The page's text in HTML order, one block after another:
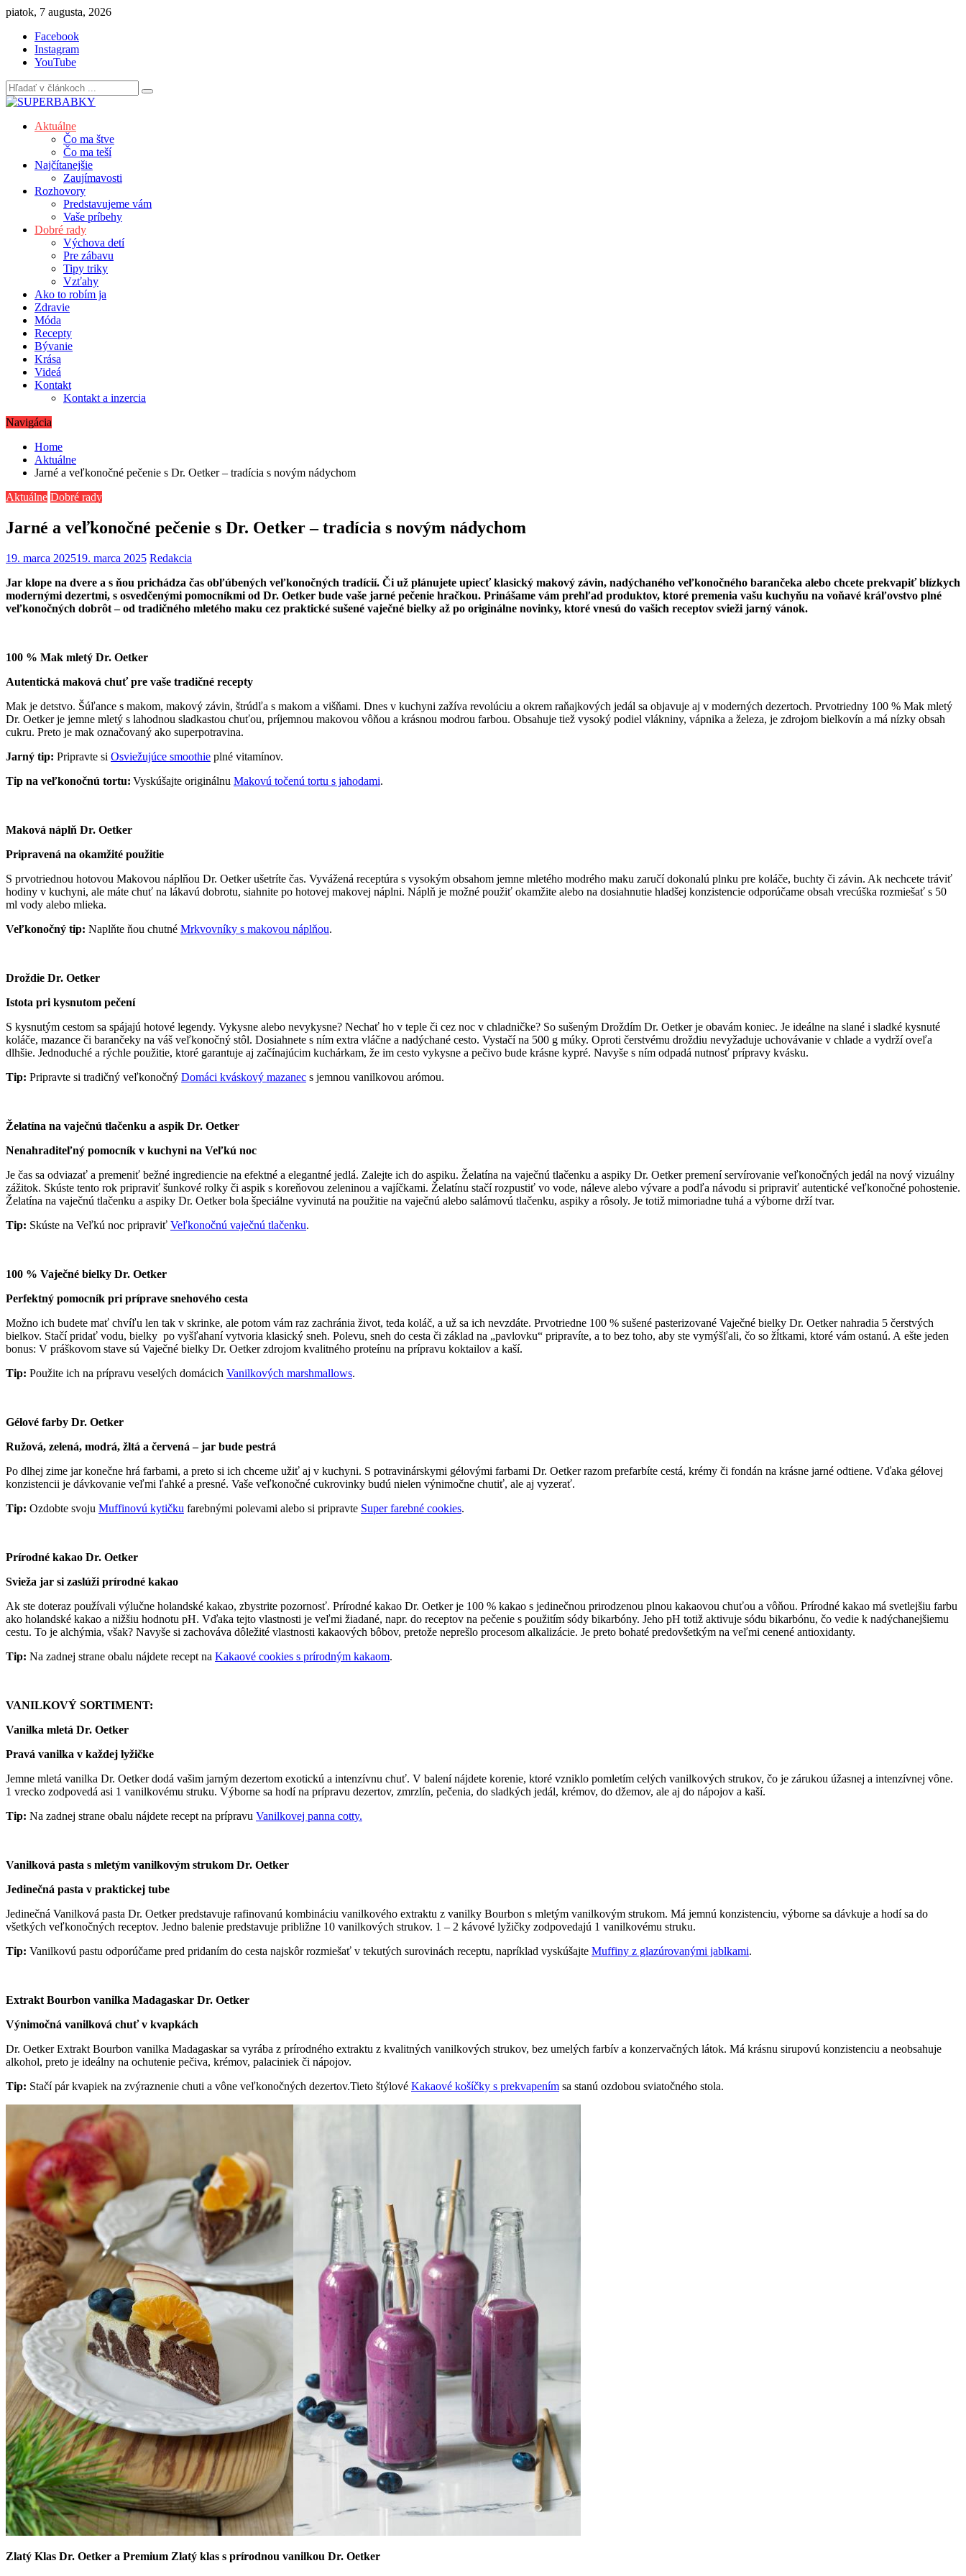
Skip
content
piatok, 7 augusta, 2026
Facebook
Instagram
YouTube
Aktuálne
Čo ma štve
Čo ma teší
Najčítanejšie
Zaujímavosti
Rozhovory
Predstavujeme vám
Vaše príbehy
Dobré rady
Výchova detí
Pre zábavu
Tipy triky
Vzťahy
Ako to robím ja
Zdravie
Móda
Recepty
Bývanie
Krása
Videá
Kontakt
Kontakt a inzercia
Navigácia
Home
Aktuálne
Jarné a veľkonočné pečenie s Dr. Oetker – tradícia s novým nádychom
Aktuálne Dobré rady
Jarné a veľkonočné pečenie s Dr. Oetker – tradícia s novým nádychom
19. marca 202519. marca 2025 Redakcia
Jar klope na dvere a s ňou prichádza čas obľúbených veľkonočných tradícií. Či už plánujete upiecť klasický makový závin, nadýchaného veľkonočného barančeka alebo chcete prekvapiť blízkych
modernými dezertmi, s osvedčenými pomocníkmi od Dr. Oetker bude vaše jarné pečenie hračkou. Prinášame vám prehľad produktov, ktoré premenia vašu kuchyňu na voňavé kráľovstvo plné
veľkonočných dobrôt – od tradičného mletého maku cez praktické sušené vaječné bielky až po originálne novinky, ktoré vnesú do vašich receptov svieži jarný vánok.
100 % Mak mletý Dr. Oetker
Autentická maková chuť pre vaše tradičné recepty
Mak je detstvo. Šúľance s makom, makový závin, štrúdľa s makom a višňami. Dnes v kuchyni zažíva revolúciu a okrem raňajkových jedál sa objavuje aj v moderných dezertoch. Prvotriedny 100 % Mak mletý
Dr. Oetker je jemne mletý s lahodnou sladkastou chuťou, príjemnou makovou vôňou a krásnou modrou farbou. Obsahuje tiež vysoký podiel vlákniny, vápnika a železa, je zdrojom bielkovín a má nízky obsah
cukru. Preto je mak označovaný ako superpotravina.
Jarný tip: Pripravte si Osviežujúce smoothie plné vitamínov.
Tip na veľkonočnú tortu: Vyskúšajte originálnu Makovú točenú tortu s jahodami.
Maková náplň Dr. Oetker
Pripravená na okamžité použitie
S prvotriednou hotovou Makovou náplňou Dr. Oetker ušetríte čas. Vyvážená receptúra s vysokým obsahom jemne mletého modrého maku zaručí dokonalú plnku pre koláče, buchty či závin. Ak nechcete tráviť
hodiny v kuchyni, ale máte chuť na lákavú dobrotu, siahnite po hotovej makovej náplni. Náplň je možné použiť okamžite alebo na dosiahnutie hladšej konzistencie odporúčame obsah vrecúška rozmiešať s 50
ml vody alebo mlieka.
Veľkonočný tip: Naplňte ňou chutné Mrkvovníky s makovou náplňou.
Droždie Dr. Oetker
Istota pri kysnutom pečení
S kysnutým cestom sa spájajú hotové legendy. Vykysne alebo nevykysne? Nechať ho v teple či cez noc v chladničke? So sušeným Droždím Dr. Oetker je obavám koniec. Je ideálne na slané i sladké kysnuté
koláče, mazance či barančeky na váš veľkonočný stôl. Dosiahnete s ním extra vláčne a nadýchané cesto. Vystačí na 500 g múky. Oproti čerstvému droždiu nevyžaduje uchovávanie v chlade a vydrží oveľa
dlhšie. Jednoduché a rýchle použitie, ktoré garantuje aj začínajúcim kuchárkam, že im cesto vykysne a pečivo bude krásne kypré. Navyše s ním odpadá nutnosť prípravy kvásku.
Tip: Pripravte si tradičný veľkonočný Domáci kváskový mazanec s jemnou vanilkovou arómou.
Želatína na vaječnú tlačenku a aspik Dr. Oetker
Nenahraditeľný pomocník v kuchyni na Veľkú noc
Je čas sa odviazať a premeniť bežné ingrediencie na efektné a elegantné jedlá. Zalejte ich do aspiku. Želatína na vaječnú tlačenku a aspiky Dr. Oetker premení servírovanie veľkonočných jedál na nový vizuálny
zážitok. Skúste tento rok pripraviť šunkové rolky či aspik s koreňovou zeleninou a vajíčkami. Želatínu stačí rozpustiť vo vode, náleve alebo vývare a podľa návodu si pripraviť autentické veľkonočné pohostenie.
Želatína na vaječnú tlačenku a aspiky Dr. Oetker bola špeciálne vyvinutá na použitie na vaječnú alebo salámovú tlačenku, aspiky a rôsoly. Je totiž mimoriadne tuhá a výborne drží tvar.
Tip: Skúste na Veľkú noc pripraviť Veľkonočnú vaječnú tlačenku.
100 % Vaječné bielky Dr. Oetker
Perfektný pomocník pri príprave snehového cesta
Možno ich budete mať chvíľu len tak v skrinke, ale potom vám raz zachránia život, teda koláč, a už sa ich nevzdáte. Prvotriedne 100 % sušené pasterizované Vaječné bielky Dr. Oetker nahradia 5 čerstvých
bielkov. Stačí pridať vodu, bielky po vyšľahaní vytvoria klasický sneh. Polevu, sneh do cesta či základ na „pavlovku“ pripravíte, a to bez toho, aby ste vymýšľali, čo so žĺtkami, ktoré vám ostanú. A ešte jeden
bonus: V práškovom stave sú Vaječné bielky Dr. Oetker zdrojom kvalitného proteínu na prípravu koktailov a kaší.
Tip: Použite ich na prípravu veselých domácich Vanilkových marshmallows.
Gélové farby Dr. Oetker
Ružová, zelená, modrá, žltá a červená – jar bude pestrá
Po dlhej zime jar konečne hrá farbami, a preto si ich chceme užiť aj v kuchyni. S potravinárskymi gélovými farbami Dr. Oetker razom prefarbíte cestá, krémy či fondán na krásne jarné odtiene. Vďaka gélovej
konzistencii je dávkovanie veľmi ľahké a presné. Vaše veľkonočné cukrovinky budú nielen výnimočne chutiť, ale aj vyzerať.
Tip: Ozdobte svoju Muffinovú kytičku farebnými polevami alebo si pripravte Super farebné cookies.
Prírodné kakao Dr. Oetker
Svieža jar si zaslúži prírodné kakao
Ak ste doteraz používali výlučne holandské kakao, zbystrite pozornosť. Prírodné kakao Dr. Oetker je 100 % kakao s jedinečnou prirodzenou plnou kakaovou chuťou a vôňou. Prírodné kakao má svetlejšiu farbu
ako holandské kakao a nižšiu hodnotu pH. Vďaka tejto vlastnosti je veľmi žiadané, napr. do receptov na pečenie s použitím sódy bikarbóny. Jeho pH totiž aktivuje sódu bikarbónu, čo vedie k nadýchanejšiemu
cestu. To je alchýmia, však? Navyše si zachováva dôležité vlastnosti kakaových bôbov, pretože neprešlo procesom alkalizácie. Je preto bohaté predovšetkým na veľmi cenené antioxidanty.
Tip: Na zadnej strane obalu nájdete recept na Kakaové cookies s prírodným kakaom.
VANILKOVÝ SORTIMENT:
Vanilka mletá Dr. Oetker
Pravá vanilka v každej lyžičke
Jemne mletá vanilka Dr. Oetker dodá vašim jarným dezertom exotickú a intenzívnu chuť. V balení nájdete korenie, ktoré vzniklo pomletím celých vanilkových strukov, čo je zárukou úžasnej a intenzívnej vône.
1 vrecko zodpovedá asi 1 vanilkovému struku. Výborne sa hodí na prípravu dezertov, zmrzlín, pečenia, do sladkých jedál, krémov, do džemov, ale aj do nápojov a kaší.
Tip: Na zadnej strane obalu nájdete recept na prípravu Vanilkovej panna cotty.
Vanilková pasta s mletým vanilkovým strukom Dr. Oetker
Jedinečná pasta v praktickej tube
Jedinečná Vanilková pasta Dr. Oetker predstavuje rafinovanú kombináciu vanilkového extraktu z vanilky Bourbon s mletým vanilkovým strukom. Má jemnú konzistenciu, výborne sa dávkuje a hodí sa do
všetkých veľkonočných receptov. Jedno balenie predstavuje približne 10 vanilkových strukov. 1 – 2 kávové lyžičky zodpovedajú 1 vanilkovému struku.
Tip: Vanilkovú pastu odporúčame pred pridaním do cesta najskôr rozmiešať v tekutých surovinách receptu, napríklad vyskúšajte Muffiny z glazúrovanými jablkami.
Extrakt Bourbon vanilka Madagaskar Dr. Oetker
Výnimočná vanilková chuť v kvapkách
Dr. Oetker Extrakt Bourbon vanilka Madagaskar sa vyrába z prírodného extraktu z kvalitných vanilkových strukov, bez umelých farbív a konzervačných látok. Má krásnu sirupovú konzistenciu a neobsahuje
alkohol, preto je ideálny na ochutenie pečiva, krémov, palaciniek či nápojov.
Tip: Stačí pár kvapiek na zvýraznenie chuti a vône veľkonočných dezertov.Tieto štýlové Kakaové košíčky s prekvapením sa stanú ozdobou sviatočného stola.
Zlatý Klas Dr. Oetker a Premium Zlatý klas s prírodnou vanilkou Dr. Oetker